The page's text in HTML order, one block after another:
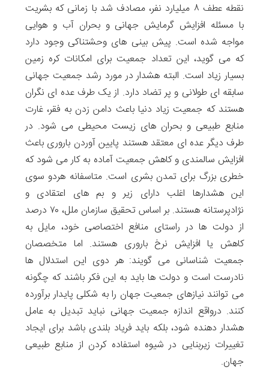
نقطه عطف ۸ میلیارد نفر، مصادف شد با زمانی که بشریت
با مسئله افزایش گرمایش جهانی و بحران آب و هوایی
مواجه شده است. پیش بینی های وحشتناکی وجود دارد
که می گوید، این تعداد جمعیت برای امکانات کره زمین
بسیار زیاد است. البته هشدار در مورد رشد جمعیت جهانی
سابقه ای طولانی و پر تضاد دارد. از یک طرف عده ای نگران
هستند که جمعیت زیاد دنیا باعث دامن زدن به فقر، غارت
منابع طبیعی و بحران های زیست محیطی می شود. در
طرف دیگر عده ای معتقد هستند پایین آوردن باروری باعث
افزایش سالمندی و کاهش جمعیت آماده به کار می شود که
خطری بزرگ برای تمدن بشری است. متاسفانه هردو سوی
این هشدارها اغلب دارای زیر و بم های اعتقادی و
نژادپرستانه هستند. بر اساس تحقیق سازمان ملل، ۷۰ درصد
از دولت ها در راستای منافع اختصاصی خود، مایل به
کاهش یا افزایش نرخ باروری هستند. اما متخصصان
جمعیت شناسانی می گویند: هر دوی این استدلال ها
نادرست است و دولت ها باید به این فکر باشند که چگونه
می توانند نیازهای جمعیت جهان را به شکلی پایدار برآورده
کنند. درواقع اندازه جمعیت جهانی نباید تبدیل به عامل
هشدار دهنده شود، بلکه باید فریاد بلندی باشد برای ایجاد
تغییرات زیربنایی در شیوه استفاده کردن از منابع طبیعی
جهان.